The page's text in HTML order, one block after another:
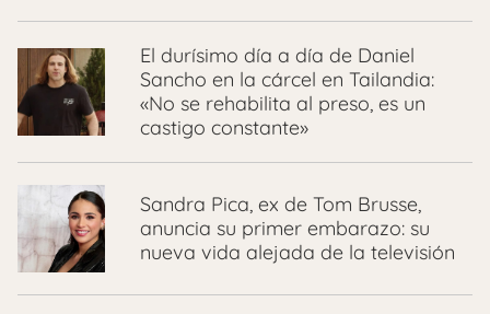
El durísimo día a día de Daniel
Sancho en la cárcel en Tailandia:
«No se rehabilita al preso, es un
castigo constante»
Sandra Pica, ex de Tom Brusse,
anuncia su primer embarazo: su
nueva vida alejada de la televisión